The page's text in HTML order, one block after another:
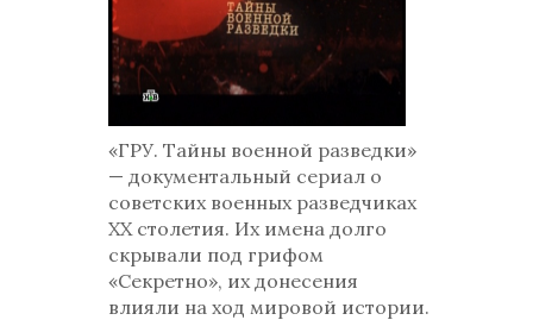
«ГРУ. Тайны военной разведки»
— документальный сериал о
советских военных разведчиках
ХХ столетия. Их имена долго
скрывали под грифом
«Секретно», их донесения
влияли на ход мировой истории.